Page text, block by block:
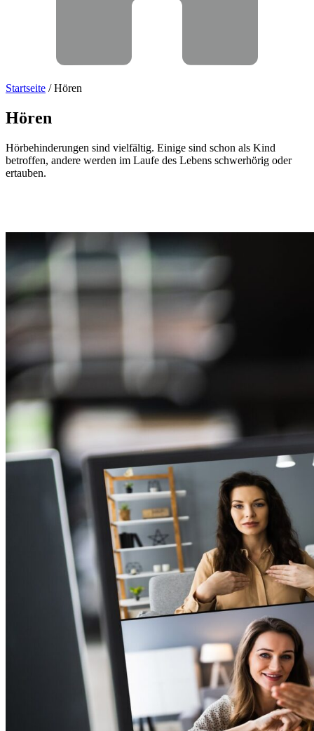
Startseite /Hören
Hören
Hörbehinderungen sind vielfältig. Einige sind schon als Kind
betroffen, andere werden im Laufe des Lebens schwerhörig oder
ertauben.